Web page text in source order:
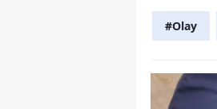
#Olay